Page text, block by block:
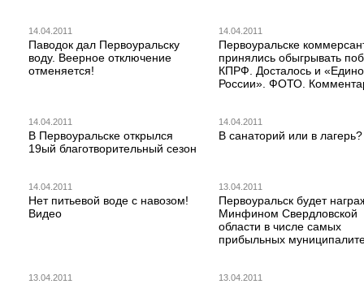
14.04.2011
Паводок дал Первоуральску
воду. Веерное отключение
отменяется!
14.04.2011
Первоуральске
принялись обыгрывать
КПРФ. Досталось и
России». ФОТО.
14.04.2011
В Первоуральске открылся
19ый благотворительный сезон
14.04.2011
В санаторий или в лагерь?
14.04.2011
Нет питьевой воде с навозом!
Видео
13.04.2011
Первоуральск будет
Минфином Свердловской
области в числе самых
прибыльных
13.04.2011 13.04.2011